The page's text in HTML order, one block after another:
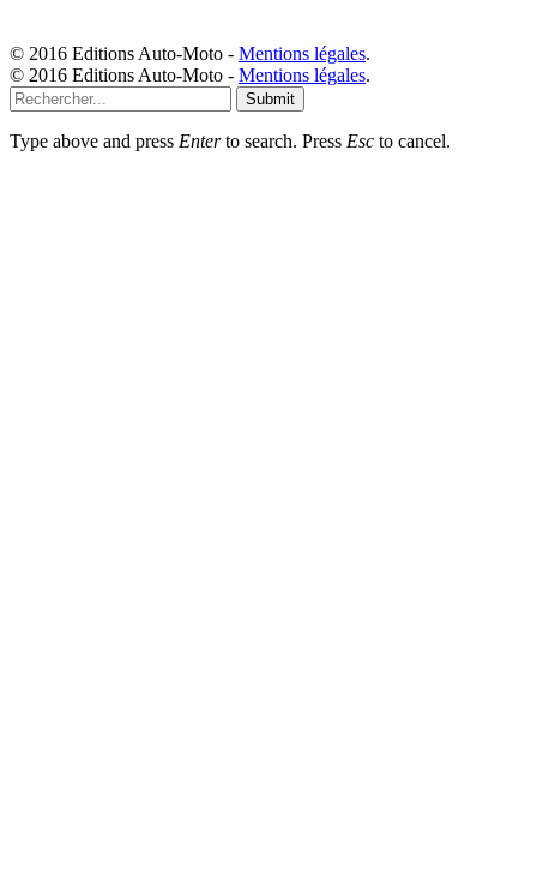
© 2016 Editions Auto-Moto - Mentions légales.
© 2016 Editions Auto-Moto - Mentions légales.
Submit
Type above and press Enterto search. Press Esc to cancel.